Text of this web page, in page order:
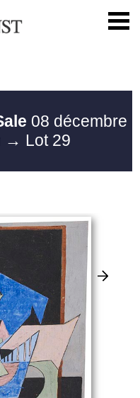
08 décembre
→ Lot 29